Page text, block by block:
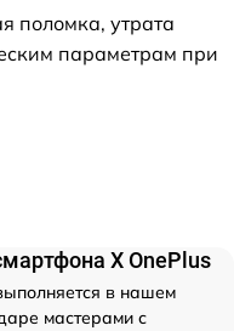
поломка, утрата
параметрам при
X OnePlus
в нашем
мастерами с